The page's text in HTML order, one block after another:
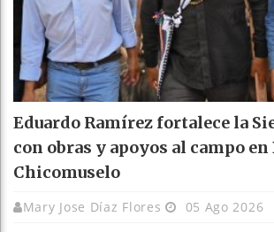
Eduardo Ramírez fortalece la
con obras y apoyos al campo
Chicomuselo
Mary Jose Díaz Flores 05 Ago 2026